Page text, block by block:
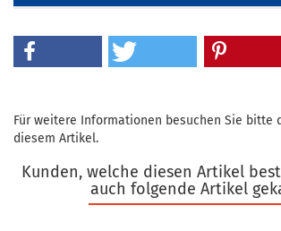
Für weitere Informationen besuchen Sie bitte
diesem Artikel.
Kunden, welche diesen Artikel
auch folgende Artikel